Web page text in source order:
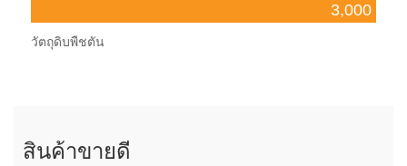
3,000
วัตถุดิบพืชตัน
สินค้าขายดี